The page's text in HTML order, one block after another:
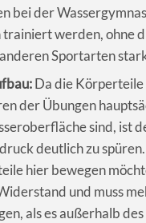
bei der
trainiert werden, ohne
Sportarten
Da die Körperteile
der Übungen
sind, ist
deutlich zu
hier bewegen
und muss
als es außerhalb